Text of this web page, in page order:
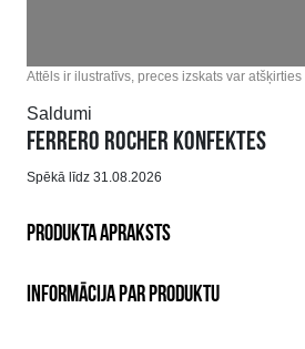
Attēls ir ilustratīvs, preces izskats var atšķirties
Saldumi
FERRERO ROCHER KONFEKTES
Spēkā līdz 31.08.2026
PRODUKTA APRAKSTS
INFORMĀCIJA PAR PRODUKTU